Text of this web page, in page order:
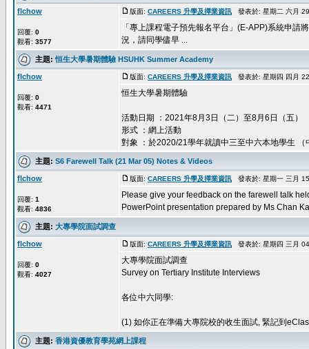
flchow
回覆: 0
觀看: 3577
版面: CAREERS 升學及擇業資訊 發表於: 星期二 六月
「專上課程電子預先報名平台」(E-APP)系統申
況，請同學儘早 ...
主題:恒生大學暑期體驗 HSUHK Summer Academy
flchow
回覆: 0
觀看: 4471
版面: CAREERS 升學及擇業資訊 發表於: 星期四 四月
恒生大學暑期體驗
活動日期 ：2021年8月3日（二）至8月6日（五）
形式 ：網上活動
對象 ：於2020/21學年就讀中三至中六本地學生
主題: S6 Farewell Talk (21 Mar 05) Notes & Videos
flchow
回覆: 1
觀看: 4836
版面: CAREERS 升學及擇業資訊 發表於: 星期一 三月
Please give your feedback on the farewell talk
PowerPoint presentation prepared by Ms Chan
主題: 大專學院面試調查
flchow
回覆: 0
觀看: 4027
版面: CAREERS 升學及擇業資訊 發表於: 星期四 三月
大專學院面試調查
Survey on Tertiary Institute Interviews
各位中六同學:
(1) 如你正在準備大專院校的收生面試, 緊記到
主題: 香港資優教育學苑網上課程